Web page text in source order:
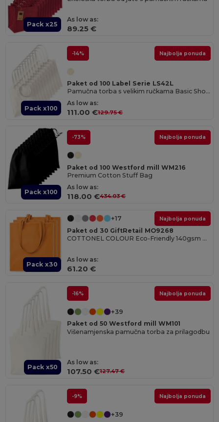
Pack x25
As low as:
89.25 €
Pack x100
-14% Najbolja ponuda
Paket od 100 Label Serie LS42L
Pamučna torba s velikim ručkama Basic Shopper
As low as:
111.00 €129.75 €
Pack x100
-73% Najbolja ponuda
Paket od 100 Westford mill WM216
Premium Cotton Stuff Bag
As low as:
118.00 €434.03 €
Pack x30
Najbolja ponuda
+17
Paket od 30 GiftRetail MO9268
COTTONEL COLOUR Eco-Friendly 140gsm Cotton Shopping Tote Bag
As low as:
61.20 €
Pack x50
-16% Najbolja ponuda
+39
Paket od 50 Westford mill WM101
Višenamjenska pamučna torba za prilagodbu
As low as:
107.50 €127.47 €
-9% Najbolja ponuda
+39